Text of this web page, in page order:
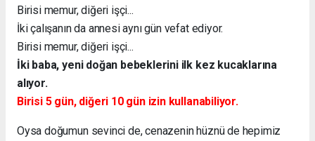
Birisi memur, diğeri işçi...
İki çalışanın da annesi aynı gün vefat ediyor.
Birisi memur, diğeri işçi...
İki baba, yeni doğan bebeklerini ilk kez kucaklarına
alıyor.
Birisi 5 gün, diğeri 10 gün izin kullanabiliyor.
Oysa doğumun sevinci de, cenazenin hüznü de hepimiz